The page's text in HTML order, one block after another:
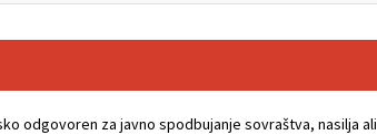
odgovoren za javno spodbujanje sovraštva, nasilja ali